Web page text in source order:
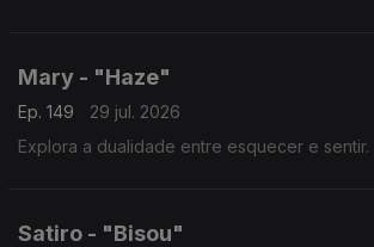
Mary - "Haze"
Ep. 149
29 jul. 2026
Explora a dualidade entre esquecer e sentir.
Satiro - "Bisou"